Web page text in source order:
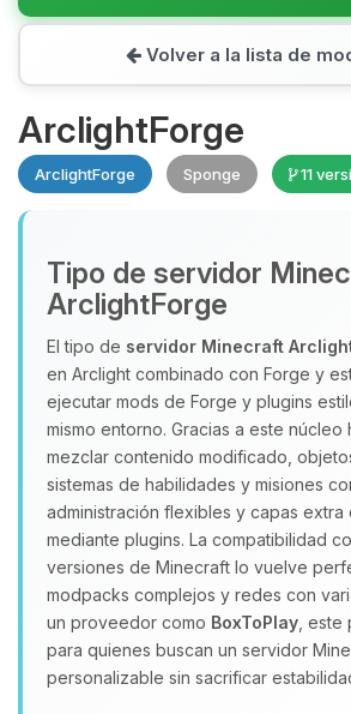
Volver a la lista de
ArclightForge
ArclightForge Sponge 11
Tipo de servidor
ArclightForge
El tipo de servidor Minecraft
en Arclight combinado con Forge y
ejecutar mods de Forge y plugins
mismo entorno. Gracias a este
mezclar contenido modificado,
sistemas de habilidades y misiones
administración flexibles y capas
mediante plugins. La compatibilidad
versiones de Minecraft lo vuelve
modpacks complejos y redes con
un proveedor como BoxToPlay ,
para quienes buscan un servidor
personalizable sin sacrificar
Yupi, por fin alguien con
hablar! Soy Choupy, tu
asistente de BoxToPlay.
que necesitas y moveré
pequenos circuitos para
07/08/2026 10:08